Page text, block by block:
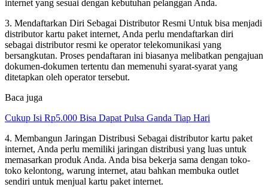
internet yang sesuai dengan kebutuhan pelanggan Anda.
3. Mendaftarkan Diri Sebagai Distributor Resmi Untuk bisa menjadi
distributor kartu paket internet, Anda perlu mendaftarkan diri
sebagai distributor resmi ke operator telekomunikasi yang
bersangkutan. Proses pendaftaran ini biasanya melibatkan pengajuan
dokumen-dokumen tertentu dan memenuhi syarat-syarat yang
ditetapkan oleh operator tersebut.
Baca juga
Cukup Isi Rp5.000 Bisa Dapat Pulsa Ganda Tiap Hari
4. Membangun Jaringan Distribusi Sebagai distributor kartu paket
internet, Anda perlu memiliki jaringan distribusi yang luas untuk
memasarkan produk Anda. Anda bisa bekerja sama dengan toko-
toko kelontong, warung internet, atau bahkan membuka outlet
sendiri untuk menjual kartu paket internet.